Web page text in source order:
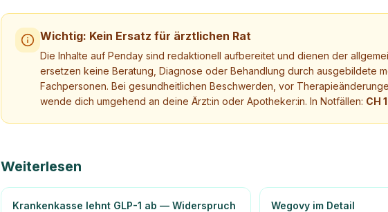
Wichtig: Kein Ersatz für ärztlichen Rat
Die Inhalte auf Penday sind redaktionell aufbereitet und dienen der
ersetzen keine Beratung, Diagnose oder Behandlung durch ausgebildete
Fachpersonen. Bei gesundheitlichen Beschwerden, vor
wende dich umgehend an deine Ärzt:in oder Apotheker:in. In Notfällen: CH
Weiterlesen
Krankenkasse lehnt GLP-1 ab — Widerspruch
Wegovy im Detail